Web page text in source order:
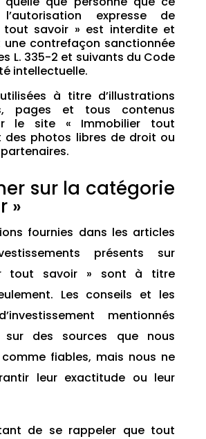
expresse de
tout savoir » est interdite et
contrefaçon sanctionnée
L. 335-2 et suivants du Code
intellectuelle.
à titre d’illustrations
pages et tous contenus
le site « Immobilier tout
des photos libres de droit ou
sur la catégorie
»
fournies dans les articles
présents sur
tout savoir » sont à titre
Les conseils et les
mentionnés
des sources que nous
fiables, mais nous ne
leur exactitude ou leur
de se rappeler que tout